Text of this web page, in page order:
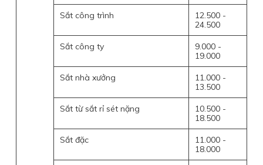
Sắt công trình
12.500 -
24.500
Sắt công ty
9.000 -
19.000
Sắt nhà xưởng
11.000 -
13.500
Sắt từ sắt rỉ sét nặng
10.500 -
18.500
Sắt đặc
11.000 -
18.000